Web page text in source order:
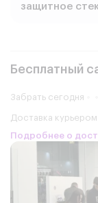
защитное
Бесплатный
Забрать сегодня
Доставка курьером
Подробнее о